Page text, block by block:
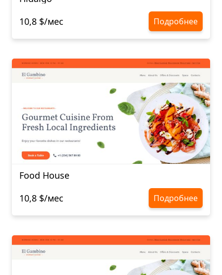
10,8 $/мес
Подробнее
Food House
10,8 $/мес
Подробнее